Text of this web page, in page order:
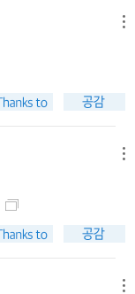
, 이 책에는 심각한
을 ‘살아 나가는’
스런 사건이 있을
다룬 <새우가 없는
로 새우 수염에 코 찔
한 번도 본 적 없는
구하고 어이없이
서글픔과 어이없는
며.” “그래도…… 대형